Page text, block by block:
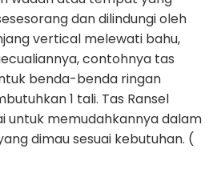
dan dilindungi oleh
vertical melewati bahu,
contohnya tas
benda-benda ringan
1 tali. Tas Ransel
untuk memudahkannya dalam
dimau sesuai kebutuhan. (